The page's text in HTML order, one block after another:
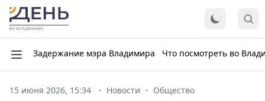
Задержание мэра Владимира Что посмотреть во
15 июня 2026, 15:34 Новости Общество